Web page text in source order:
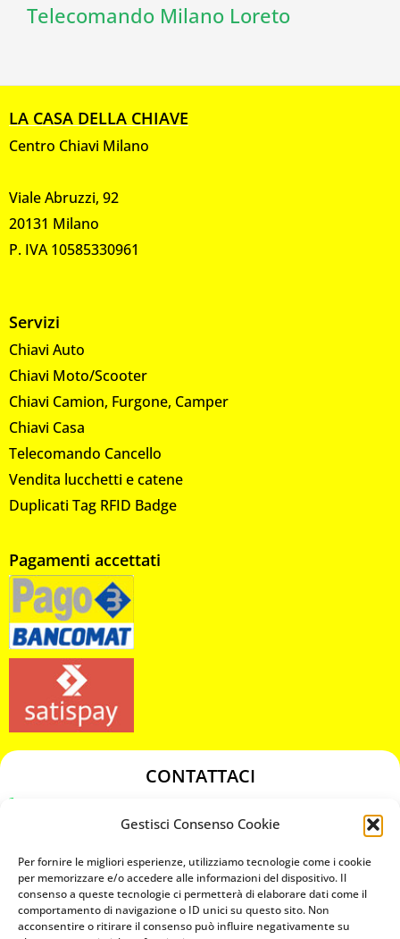
Gestisci Consenso Cookie
Per fornire le migliori esperienze, utilizziamo tecnologie come i cookie
per memorizzare e/o accedere alle informazioni del dispositivo. Il
consenso a queste tecnologie ci permetterà di elaborare dati come il
comportamento di navigazione o ID unici su questo sito. Non
acconsentire o ritirare il consenso può influire negativamente su
Telecomando Milano Loreto
LA CASA DELLA CHIAVE
Centro Chiavi Milano
Viale Abruzzi, 92
20131 Milano
P. IVA 10585330961
Servizi
Chiavi Auto
Chiavi Moto/Scooter
Chiavi Camion, Furgone, Camper
Chiavi Casa
Telecomando Cancello
Vendita lucchetti e catene
Duplicati Tag RFID Badge
Pagamenti accettati
CONTATTACI
chiavicodificate@gmail.com
Privacy Policy